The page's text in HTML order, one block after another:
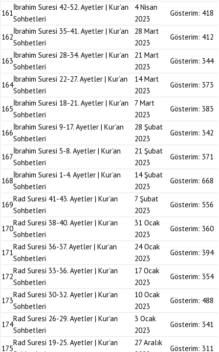
161
İbrahim Suresi 42-52. Ayetler | Kur’an
Sohbetleri
4 Nisan
2023
Gösterim: 418
162
İbrahim Suresi 35-41. Ayetler | Kur’an
Sohbetleri
28 Mart
2023
Gösterim: 412
163
İbrahim Suresi 28-34. Ayetler | Kur’an
Sohbetleri
21 Mart
2023
Gösterim: 344
164
İbrahim Suresi 22-27. Ayetler | Kur’an
Sohbetleri
14 Mart
2023
Gösterim: 373
165
İbrahim Suresi 18-21. Ayetler | Kur’an
Sohbetleri
7 Mart
2023
Gösterim: 383
166
İbrahim Suresi 9-17. Ayetler | Kur’an
Sohbetleri
28 Şubat
2023
Gösterim: 342
167
İbrahim Suresi 5-8. Ayetler | Kur’an
Sohbetleri
21 Şubat
2023
Gösterim: 371
168
İbrahim Suresi 1-4. Ayetler | Kur’an
Sohbetleri
14 Şubat
2023
Gösterim: 668
169
Rad Suresi 41-43. Ayetler | Kur’an
Sohbetleri
7 Şubat
2023
Gösterim: 556
170
Rad Suresi 38-40. Ayetler | Kur’an
Sohbetleri
31 Ocak
2023
Gösterim: 360
171
Rad Suresi 36-37. Ayetler | Kur’an
Sohbetleri
24 Ocak
2023
Gösterim: 394
172
Rad Suresi 33-36. Ayetler | Kur’an
Sohbetleri
17 Ocak
2023
Gösterim: 354
173
Rad Suresi 30-32. Ayetler | Kur’an
Sohbetleri
10 Ocak
2023
Gösterim: 488
174
Rad Suresi 26-29. Ayetler | Kur’an
Sohbetleri
3 Ocak
2023
Gösterim: 341
175
Rad Suresi 19-25. Ayetler | Kur’an
27 Aralık
Gösterim: 311